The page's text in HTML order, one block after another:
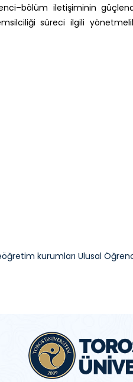
iletişiminin
süreci ilgili
kurumları Ulusal